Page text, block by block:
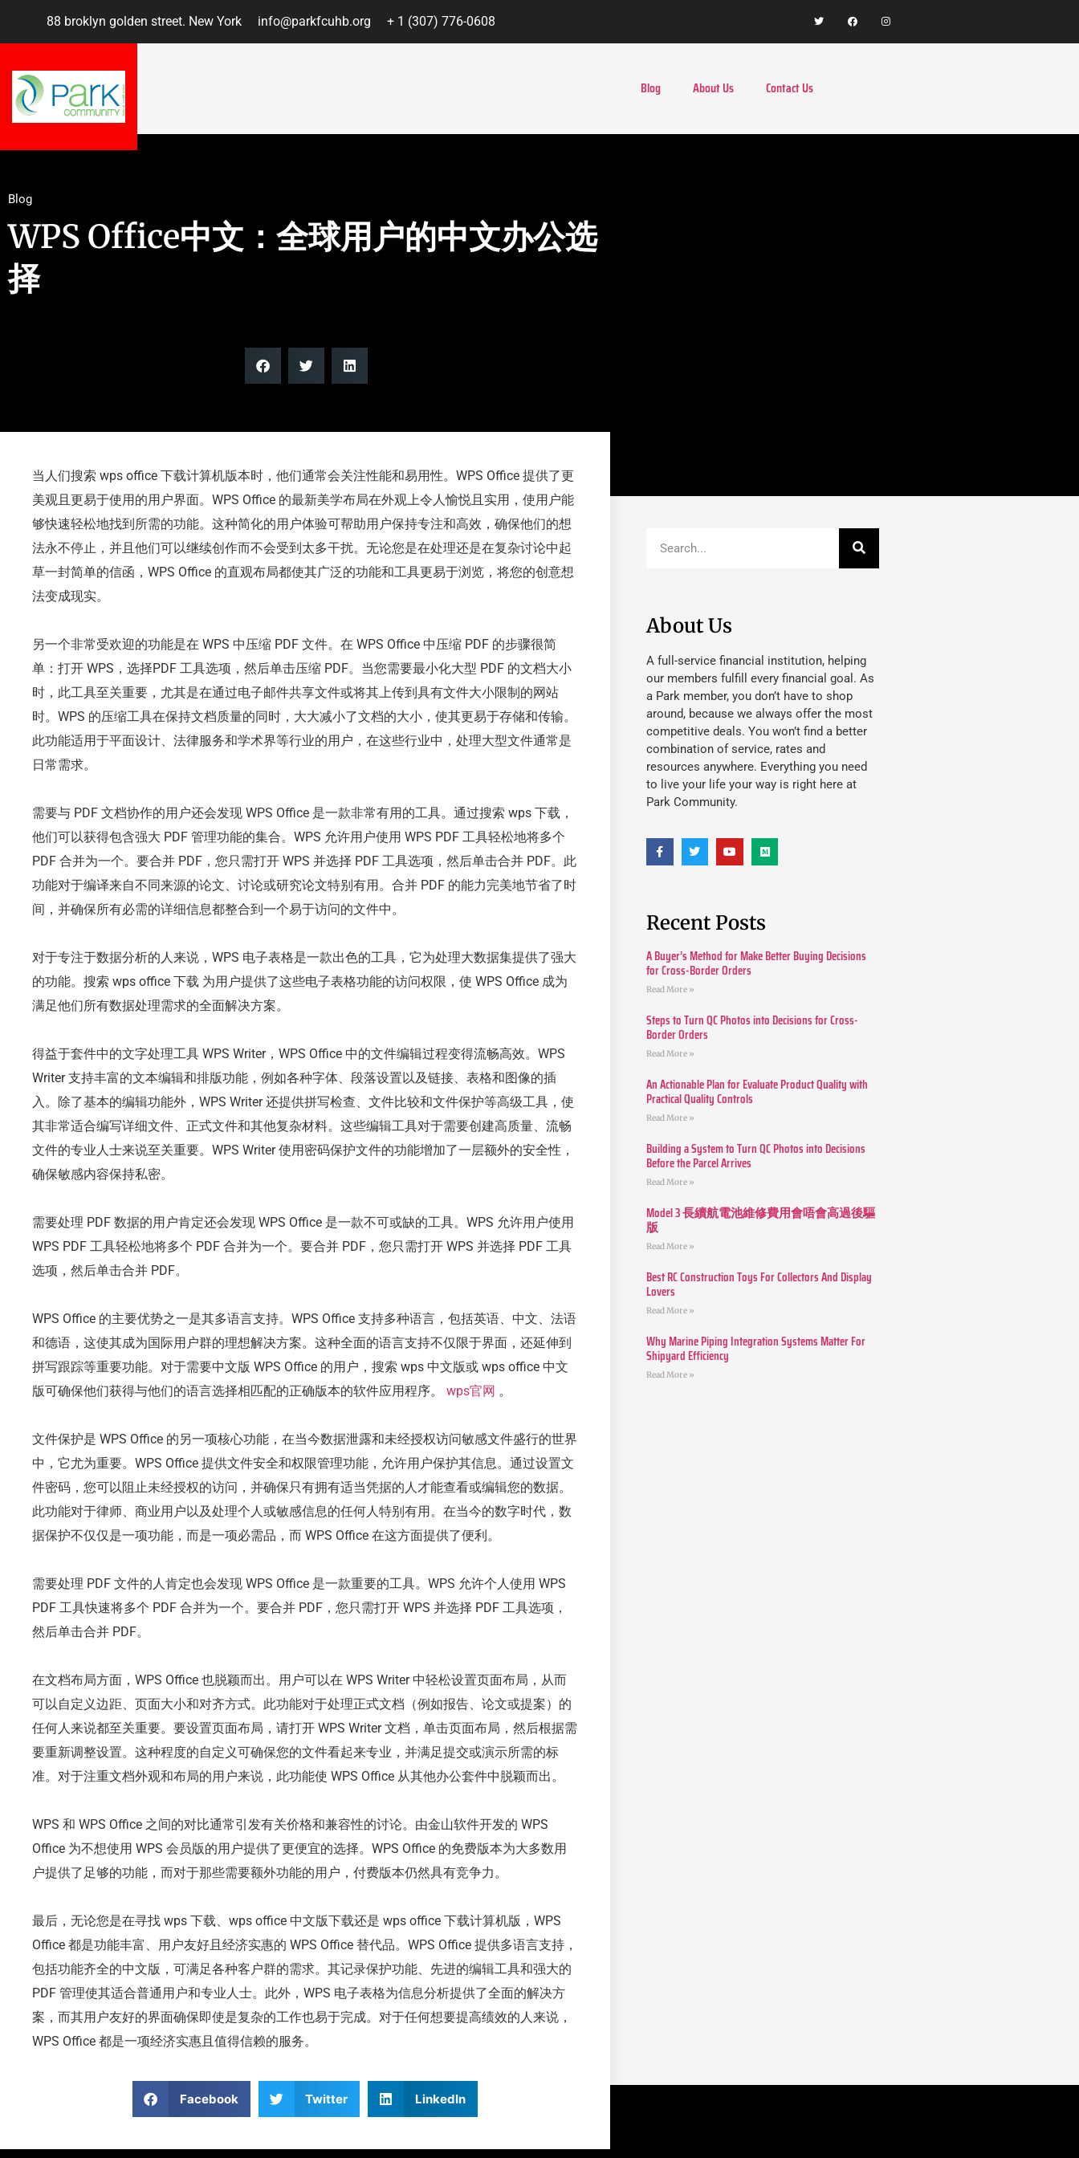
88 broklyn golden street. New York info@parkfcuhb.org + 1 (307) 776-0608
Blog About Us Contact Us
Blog
WPS Office中文：全球用户的中文办公选
择
当人们搜索 wps office 下载计算机版本时，他们通常会关注性能和易用性。WPS Office 提供了更
美观且更易于使用的用户界面。WPS Office 的最新美学布局在外观上令人愉悦且实用，使用户能
够快速轻松地找到所需的功能。这种简化的用户体验可帮助用户保持专注和高效，确保他们的想
法永不停止，并且他们可以继续创作而不会受到太多干扰。无论您是在处理还是在复杂讨论中起
草一封简单的信函，WPS Office 的直观布局都使其广泛的功能和工具更易于浏览，将您的创意想
法变成现实。
另一个非常受欢迎的功能是在 WPS 中压缩 PDF 文件。在 WPS Office 中压缩 PDF 的步骤很简
单：打开 WPS，选择PDF 工具选项，然后单击压缩 PDF。当您需要最小化大型 PDF 的文档大小
时，此工具至关重要，尤其是在通过电子邮件共享文件或将其上传到具有文件大小限制的网站
时。WPS 的压缩工具在保持文档质量的同时，大大减小了文档的大小，使其更易于存储和传输。
此功能适用于平面设计、法律服务和学术界等行业的用户，在这些行业中，处理大型文件通常是
日常需求。
需要与 PDF 文档协作的用户还会发现 WPS Office 是一款非常有用的工具。通过搜索 wps 下载，
他们可以获得包含强大 PDF 管理功能的集合。WPS 允许用户使用 WPS PDF 工具轻松地将多个
PDF 合并为一个。要合并 PDF，您只需打开 WPS 并选择 PDF 工具选项，然后单击合并 PDF。此
功能对于编译来自不同来源的论文、讨论或研究论文特别有用。合并 PDF 的能力完美地节省了时
间，并确保所有必需的详细信息都整合到一个易于访问的文件中。
对于专注于数据分析的人来说，WPS 电子表格是一款出色的工具，它为处理大数据集提供了强大
的功能。搜索 wps office 下载 为用户提供了这些电子表格功能的访问权限，使 WPS Office 成为
满足他们所有数据处理需求的全面解决方案。
得益于套件中的文字处理工具 WPS Writer，WPS Office 中的文件编辑过程变得流畅高效。WPS
Writer 支持丰富的文本编辑和排版功能，例如各种字体、段落设置以及链接、表格和图像的插
入。除了基本的编辑功能外，WPS Writer 还提供拼写检查、文件比较和文件保护等高级工具，使
其非常适合编写详细文件、正式文件和其他复杂材料。这些编辑工具对于需要创建高质量、流畅
文件的专业人士来说至关重要。WPS Writer 使用密码保护文件的功能增加了一层额外的安全性，
确保敏感内容保持私密。
需要处理 PDF 数据的用户肯定还会发现 WPS Office 是一款不可或缺的工具。WPS 允许用户使用
WPS PDF 工具轻松地将多个 PDF 合并为一个。要合并 PDF，您只需打开 WPS 并选择 PDF 工具
选项，然后单击合并 PDF。
WPS Office 的主要优势之一是其多语言支持。WPS Office 支持多种语言，包括英语、中文、法语
和德语，这使其成为国际用户群的理想解决方案。这种全面的语言支持不仅限于界面，还延伸到
拼写跟踪等重要功能。对于需要中文版 WPS Office 的用户，搜索 wps 中文版或 wps office 中文
版可确保他们获得与他们的语言选择相匹配的正确版本的软件应用程序。 wps官网 。
文件保护是 WPS Office 的另一项核心功能，在当今数据泄露和未经授权访问敏感文件盛行的世界
中，它尤为重要。WPS Office 提供文件安全和权限管理功能，允许用户保护其信息。通过设置文
件密码，您可以阻止未经授权的访问，并确保只有拥有适当凭据的人才能查看或编辑您的数据。
此功能对于律师、商业用户以及处理个人或敏感信息的任何人特别有用。在当今的数字时代，数
据保护不仅仅是一项功能，而是一项必需品，而 WPS Office 在这方面提供了便利。
需要处理 PDF 文件的人肯定也会发现 WPS Office 是一款重要的工具。WPS 允许个人使用 WPS
PDF 工具快速将多个 PDF 合并为一个。要合并 PDF，您只需打开 WPS 并选择 PDF 工具选项，
然后单击合并 PDF。
在文档布局方面，WPS Office 也脱颖而出。用户可以在 WPS Writer 中轻松设置页面布局，从而
可以自定义边距、页面大小和对齐方式。此功能对于处理正式文档（例如报告、论文或提案）的
任何人来说都至关重要。要设置页面布局，请打开 WPS Writer 文档，单击页面布局，然后根据需
要重新调整设置。这种程度的自定义可确保您的文件看起来专业，并满足提交或演示所需的标
准。对于注重文档外观和布局的用户来说，此功能使 WPS Office 从其他办公套件中脱颖而出。
WPS 和 WPS Office 之间的对比通常引发有关价格和兼容性的讨论。由金山软件开发的 WPS
Office 为不想使用 WPS 会员版的用户提供了更便宜的选择。WPS Office 的免费版本为大多数用
户提供了足够的功能，而对于那些需要额外功能的用户，付费版本仍然具有竞争力。
最后，无论您是在寻找 wps 下载、wps office 中文版下载还是 wps office 下载计算机版，WPS
Office 都是功能丰富、用户友好且经济实惠的 WPS Office 替代品。WPS Office 提供多语言支持，
包括功能齐全的中文版，可满足各种客户群的需求。其记录保护功能、先进的编辑工具和强大的
PDF 管理使其适合普通用户和专业人士。此外，WPS 电子表格为信息分析提供了全面的解决方
案，而其用户友好的界面确保即使是复杂的工作也易于完成。对于任何想要提高绩效的人来说，
WPS Office 都是一项经济实惠且值得信赖的服务。
Facebook Twitter LinkedIn
About Us
A full-service financial institution, helping
our members fulfill every financial goal. As
a Park member, you don’t have to shop
around, because we always offer the most
competitive deals. You won’t find a better
combination of service, rates and
resources anywhere. Everything you need
to live your life your way is right here at
Park Community.
Recent Posts
A Buyer’s Method for Make Better Buying Decisions
for Cross-Border Orders
Read More »
Steps to Turn QC Photos into Decisions for Cross-
Border Orders
Read More »
An Actionable Plan for Evaluate Product Quality with
Practical Quality Controls
Read More »
Building a System to Turn QC Photos into Decisions
Before the Parcel Arrives
Read More »
Model 3 長續航電池維修費用會唔會高過後驅
版
Read More »
Best RC Construction Toys For Collectors And Display
Lovers
Read More »
Why Marine Piping Integration Systems Matter For
Shipyard Efficiency
Read More »